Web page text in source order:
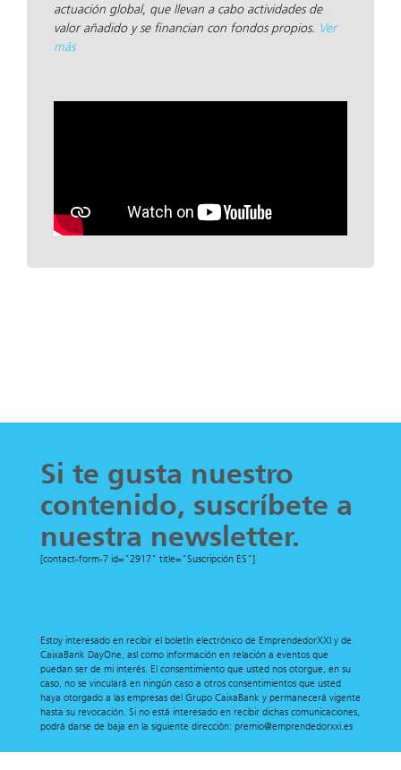
actuación global, que llevan a cabo actividades de
valor añadido y se financian con fondos propios. Ver
más
Si te gusta nuestro
contenido, suscríbete a
nuestra newsletter.
[contact-form-7 id="2917" title="Suscripción ES"]
Estoy interesado en recibir el boletín electrónico de EmprendedorXXI y de
CaixaBank DayOne, así como información en relación a eventos que
puedan ser de mi interés. El consentimiento que usted nos otorgue, en su
caso, no se vinculará en ningún caso a otros consentimientos que usted
haya otorgado a las empresas del Grupo CaixaBank y permanecerá vigente
hasta su revocación. Si no está interesado en recibir dichas comunicaciones,
podrá darse de baja en la siguiente dirección: premio@emprendedorxxi.es